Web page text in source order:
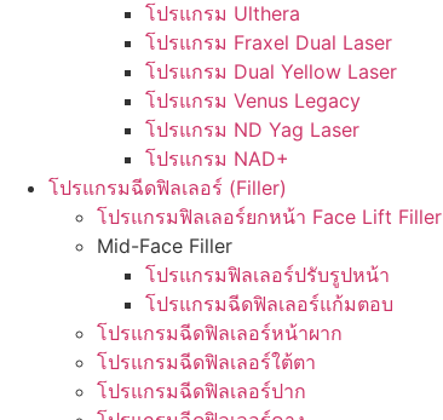
โปรแกรม Ulthera
โปรแกรม Fraxel Dual Laser
โปรแกรม Dual Yellow Laser
โปรแกรม Venus Legacy
โปรแกรม ND Yag Laser
โปรแกรม NAD+
โปรแกรมฉีดฟิลเลอร์ (Filler)
โปรแกรมฟิลเลอร์ยกหน้า Face Lift Filler
Mid-Face Filler
โปรแกรมฟิลเลอร์ปรับรูปหน้า
โปรแกรมฉีดฟิลเลอร์แก้มตอบ
โปรแกรมฉีดฟิลเลอร์หน้าผาก
โปรแกรมฉีดฟิลเลอร์ใต้ตา
โปรแกรมฉีดฟิลเลอร์ปาก